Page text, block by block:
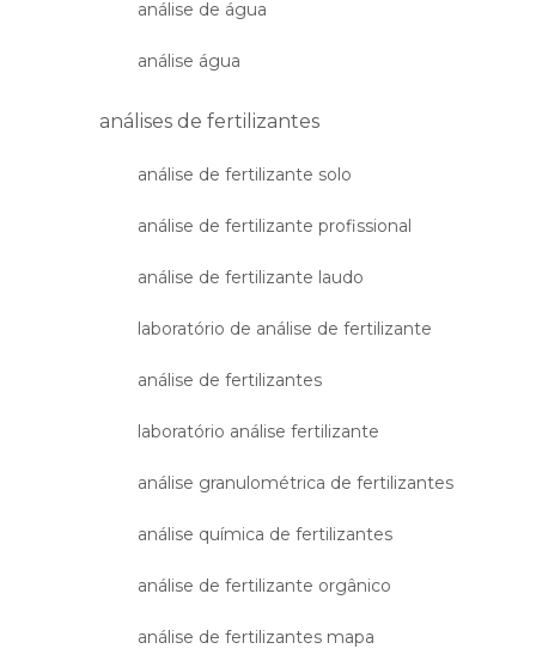
análise de água
análise água
análises de fertilizantes
análise de fertilizante solo
análise de fertilizante profissional
análise de fertilizante laudo
laboratório de análise de fertilizante
análise de fertilizantes
laboratório análise fertilizante
análise granulométrica de fertilizantes
análise química de fertilizantes
análise de fertilizante orgânico
análise de fertilizantes mapa